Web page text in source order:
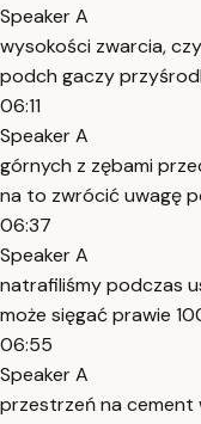
Speaker A
wysokości zwarcia,
podch gaczy
06:11
Speaker A
górnych z zębami
na to zwrócić uwagę
06:37
Speaker A
natrafiliśmy podczas
może sięgać prawie
06:55
Speaker A
przestrzeń na cement